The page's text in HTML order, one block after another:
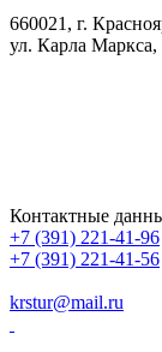
660021, г.
ул. Карла Маркса,
Контактные
+7 (391) 221-41-96
+7 (391) 221-41-56
krstur@mail.ru